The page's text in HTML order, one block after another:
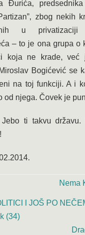
Đurića,
zbog nekih
u privatizaciji
– to je ona grupa o
koja ne krade, već
Bogićević se
na toj funkciji. A i
od njega. Čovek je
ti takvu državu.
Nema
I JOŠ PO
(34)